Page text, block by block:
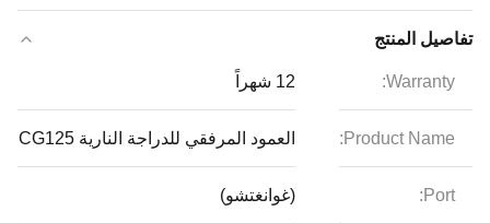
تفاصيل المنتج
Warranty: 12 شهراً
Product Name: العمود المرفقي للدراجة النارية CG125
Port: (غوانغتشو)